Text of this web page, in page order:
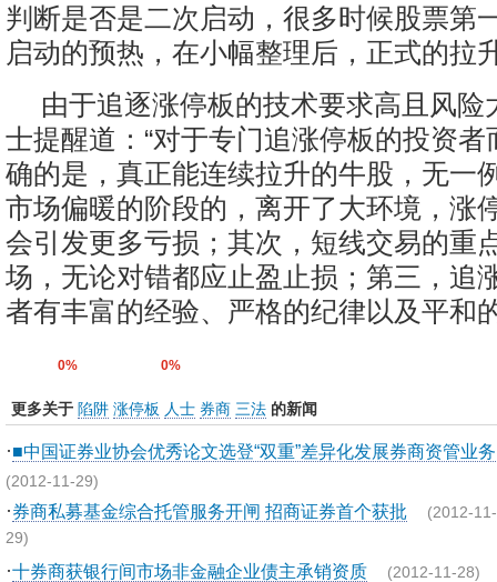
判断是否是二次启动，很多时候股票第
启动的预热，在小幅整理后，正式的拉
由于追逐涨停板的技术要求高且风险
士提醒道：“对于专门追涨停板的投资
确的是，真正能连续拉升的牛股，无一
市场偏暖的阶段的，离开了大环境，涨
会引发更多亏损；其次，短线交易的重
场，无论对错都应止盈止损；第三，追
者有丰富的经验、严格的纪律以及平和
0% 0%
更多关于 陷阱 涨停板 人士 券商 三法 的新闻
·■中国证券业协会优秀论文选登“双重”差异化发展券商资管业务
(2012-11-29)
·券商私募基金综合托管服务开闸 招商证券首个获批 (2012-11-
29)
·十券商获银行间市场非金融企业债主承销资质 (2012-11-28)